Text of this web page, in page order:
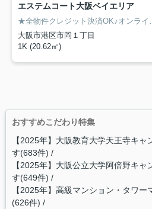
エステムコート大阪ベイエリア
大阪市港区市岡１丁目
1K (20.62㎡)
おすすめこだわり特集
【2025年】大阪教育大学天王寺キ
す(683件)
【2025年】大阪公立大学阿倍野キ
す(649件)
【2025年】高級マンション・タワ
(626件)